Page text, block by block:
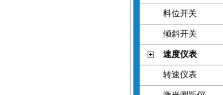
料位开关
倾斜开关
速度仪表
转速仪表